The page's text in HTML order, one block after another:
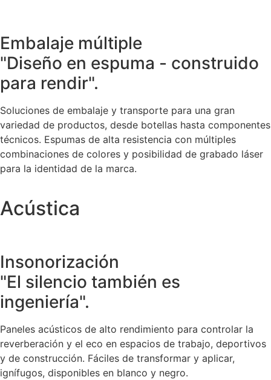
Embalaje múltiple
"Diseño en espuma - construido
para rendir".
Soluciones de embalaje y transporte para una gran
variedad de productos, desde botellas hasta componentes
técnicos. Espumas de alta resistencia con múltiples
combinaciones de colores y posibilidad de grabado láser
para la identidad de la marca.
Acústica
Insonorización
"El silencio también es
ingeniería".
Paneles acústicos de alto rendimiento para controlar la
reverberación y el eco en espacios de trabajo, deportivos
y de construcción. Fáciles de transformar y aplicar,
ignífugos, disponibles en blanco y negro.